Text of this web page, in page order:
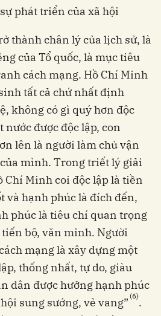
phát triển của xã hội
thành chân lý của lịch sử, là
của Tổ quốc, là mục tiêu
cách mạng. Hồ Chí Minh
tất cả chứ nhất định
không có gì quý hơn độc
nước được độc lập, con
lên là người làm chủ vận
mình. Trong triết lý giải
Chí Minh coi độc lập là tiền
và hạnh phúc là đích đến,
phúc là tiêu chí quan trọng
bộ, văn minh. Người
mạng là xây dựng một
thống nhất, tự do, giàu
dân được hưởng hạnh phúc
sung sướng, vẻ vang” (6).